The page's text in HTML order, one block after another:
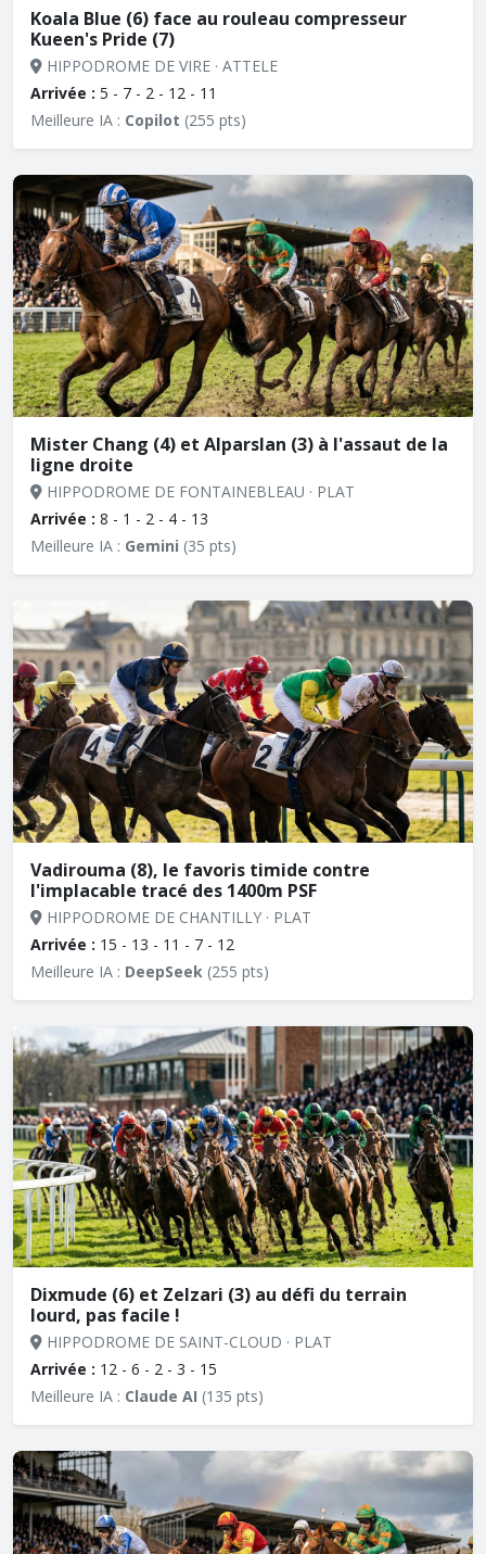
Koala Blue (6) face au rouleau compresseur
Kueen's Pride (7)
HIPPODROME DE VIRE · ATTELE
Arrivée : 5 - 7 - 2 - 12 - 11
Meilleure IA : Copilot (255 pts)
Mister Chang (4) et Alparslan (3) à l'assaut de la
ligne droite
HIPPODROME DE FONTAINEBLEAU · PLAT
Arrivée : 8 - 1 - 2 - 4 - 13
Meilleure IA : Gemini (35 pts)
Vadirouma (8), le favoris timide contre
l'implacable tracé des 1400m PSF
HIPPODROME DE CHANTILLY · PLAT
Arrivée : 15 - 13 - 11 - 7 - 12
Meilleure IA : DeepSeek (255 pts)
Dixmude (6) et Zelzari (3) au défi du terrain
lourd, pas facile !
HIPPODROME DE SAINT-CLOUD · PLAT
Arrivée : 12 - 6 - 2 - 3 - 15
Meilleure IA : Claude AI (135 pts)